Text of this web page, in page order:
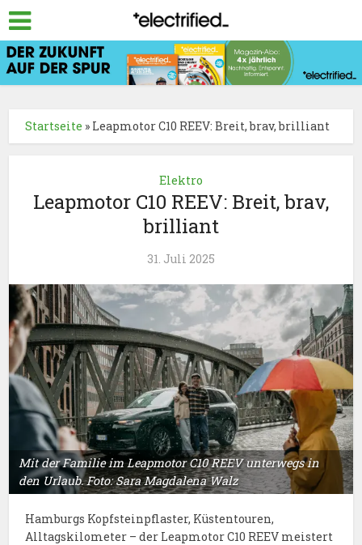
Startseite » Leapmotor C10 REEV: Breit, brav, brilliant
Elektro
Leapmotor C10 REEV: Breit, brav,
brilliant
31. Juli 2025
Mit der Familie im Leapmotor C10 REEV unterwegs in
den Urlaub. Foto: Sara Magdalena Walz
Hamburgs Kopfsteinpflaster, Küstentouren,
Alltagskilometer – der Leapmotor C10 REEV meistert